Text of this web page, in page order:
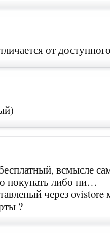
от
всмысле
покупать либо пи…
через
?